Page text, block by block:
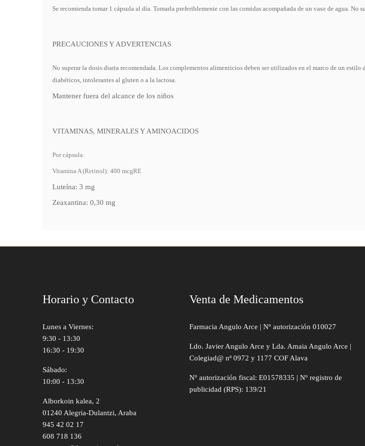
Se recomienda tomar 1 cápsula al día. Tomarla preferiblemente con las comidas acompañada de un vaso de agua. No
PRECAUCIONES Y ADVERTENCIAS
No superar la dosis diaria recomendada. Los complementos alimenticios deben ser utilizados en el marco de un
diabéticos, intolerantes al gluten o a la lactosa.
Mantener fuera del alcance de los niños
VITAMINAS, MINERALES Y AMINOACIDOS
Por cápsula:
Vitamina A (Retinol): 400 mcgRE
Luteína: 3 mg
Zeaxantina: 0,30 mg
Horario y Contacto
Lunes a Viernes:
9:30 - 13:30
16:30 - 19:30
Sábado:
10:00 - 13:30
Alborkoin kalea, 2
01240 Alegria-Dulantzi, Araba
945 42 02 17
608 718 136
Venta de Medicamentos
Farmacia Angulo Arce | Nº autorización 010027
Ldo. Javier Angulo Arce y Lda. Amaia Angulo Arce |
Colegiad@ nª 0972 y 1177 COF Alava
Nº autorización fiscal: E01578335 | Nº registro de
publicidad (RPS): 139/21